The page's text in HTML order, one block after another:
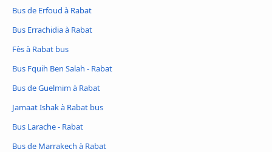
Bus de Erfoud à Rabat
Bus Errachidia à Rabat
Fès à Rabat bus
Bus Fquih Ben Salah - Rabat
Bus de Guelmim à Rabat
Jamaat Ishak à Rabat bus
Bus Larache - Rabat
Bus de Marrakech à Rabat